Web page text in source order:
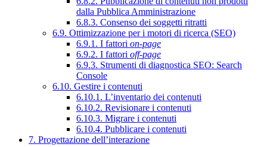
dalla Pubblica Amministrazione
6.8.3. Consenso dei soggetti ritratti
6.9. Ottimizzazione per i motori di ricerca (SEO)
6.9.1. I fattori on-page
6.9.2. I fattori off-page
6.9.3. Strumenti di diagnostica SEO: Search
Console
6.10. Gestire i contenuti
6.10.1. L’inventario dei contenuti
6.10.2. Revisionare i contenuti
6.10.3. Migrare i contenuti
6.10.4. Pubblicare i contenuti
7. Progettazione dell’interazione